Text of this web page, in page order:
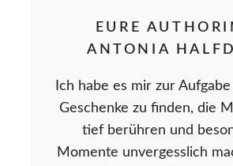
EURE
ANTONIA
Ich habe es mir zur
Geschenke zu finden, die
tief berühren und
Momente unvergesslich